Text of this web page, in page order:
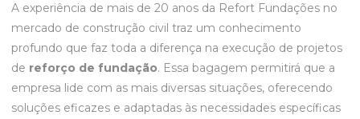
A experiência de mais de 20 anos da Refort Fundações no
mercado de construção civil traz um conhecimento
profundo que faz toda a diferença na execução de projetos
de reforço de fundação. Essa bagagem permitirá que a
empresa lide com as mais diversas situações, oferecendo
soluções eficazes e adaptadas às necessidades específicas